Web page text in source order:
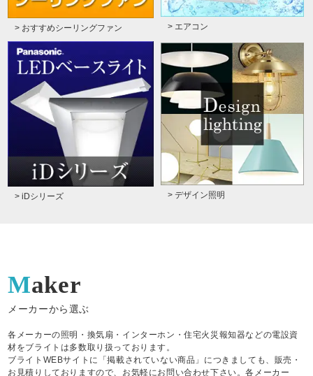
> おすすめシーリングファン > エアコン
> iDシリーズ > デザイン照明
Maker
メーカーから選ぶ
各メーカーの照明・換気扇・インターホン・住宅火災報知器などの電設資
材をブライトは多数取り扱っております。
ブライトWEBサイトに「掲載されていない商品」につきましても、販売・
お見積りしておりますので、お気軽にお問い合わせ下さい。各メーカー